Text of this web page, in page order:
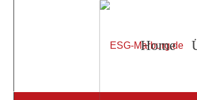
Home